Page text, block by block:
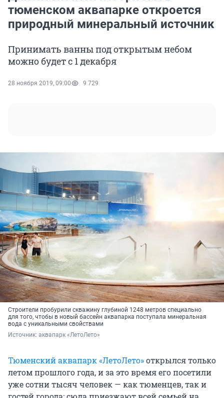
тюменском аквапарке откроется
природный минеральный источник
Принимать ванны под открытым небом
можно будет с 1 декабря
28 ноября 2019, 09:00 9 729
Строители пробурили скважину глубиной 1248 метров специально
для того, чтобы в новый бассейн аквапарка поступала минеральная
вода с уникальными свойствами
Источник: аквапарк «ЛетоЛето»
Тюменский аквапарк «ЛетоЛето»открылся только
летом прошлого года, и за это время его посетили
уже сотни тысяч человек — как тюменцев, так и